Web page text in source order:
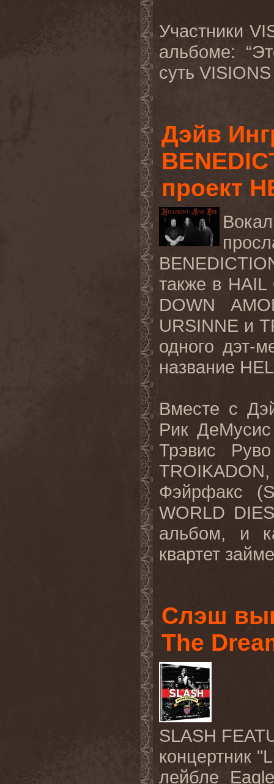
Участники
альбоме:
суть
Дэйв
проект
также в
DOWN
URSINNE и
одного дэт-
название
Вместе с
Рик
Трэвис
Фэйрфакс
WORLD
альбом, и
квартет
Слэш
The
SLASH
концертник
лейбле